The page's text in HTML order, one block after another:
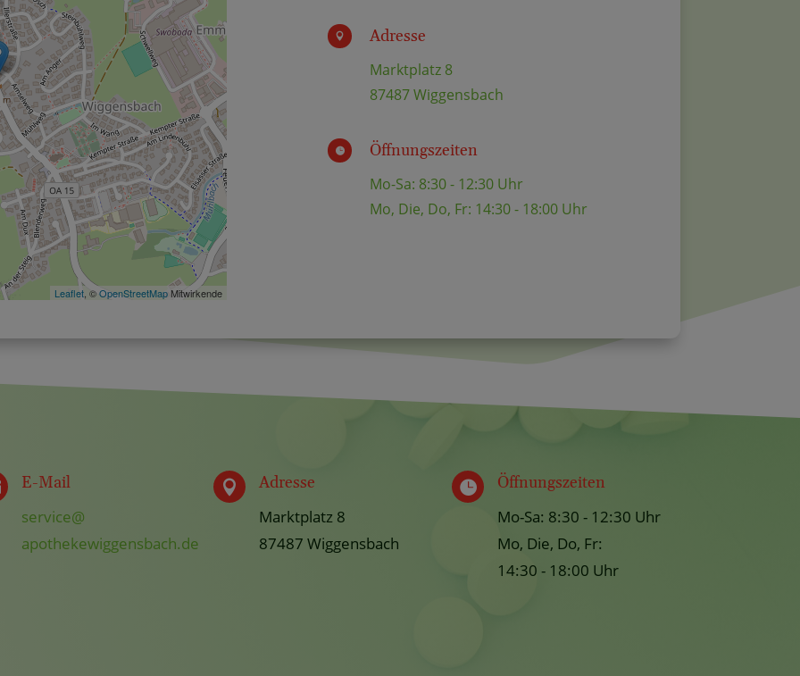
Leaflet , ©OpenStreetMap Mitwirkende
 Adresse
Marktplatz 8
87487 Wiggensbach
 Öffnungszeiten
Mo-Sa: 8:30 - 12:30 Uhr
Mo, Die, Do, Fr: 14:30 - 18:00 Uhr
E-Mail
service@
apothekewiggensbach.de

Adresse
Marktplatz 8
87487 Wiggensbach

Öffnungszeiten
Mo-Sa: 8:30 - 12:30 Uhr
Mo, Die, Do, Fr:
14:30 - 18:00 Uhr